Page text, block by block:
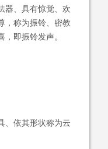
、具有惊觉、欢
，称为振铃、密教
即振铃发声。
依其形状称为云